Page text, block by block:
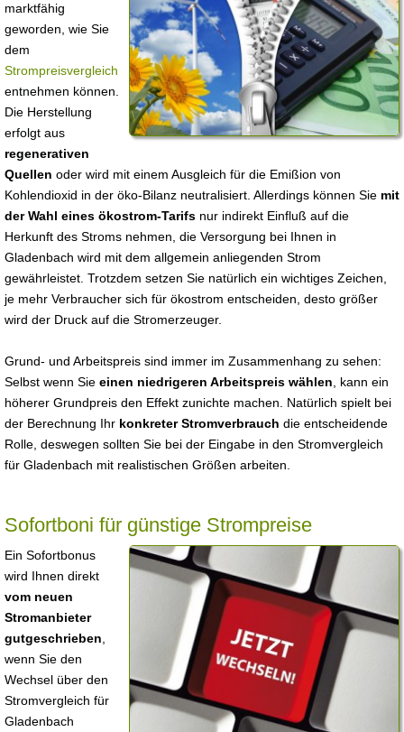
marktfähig
geworden, wie Sie
dem
Strompreisvergleich
entnehmen können.
Die Herstellung
erfolgt aus
regenerativen
Quellen oder wird mit einem Ausgleich für die Emißion von
Kohlendioxid in der öko-Bilanz neutralisiert. Allerdings können Sie mit
der Wahl eines ökostrom-Tarifs nur indirekt Einfluß auf die
Herkunft des Stroms nehmen, die Versorgung bei Ihnen in
Gladenbach wird mit dem allgemein anliegenden Strom
gewährleistet. Trotzdem setzen Sie natürlich ein wichtiges Zeichen,
je mehr Verbraucher sich für ökostrom entscheiden, desto größer
wird der Druck auf die Stromerzeuger.
Grund- und Arbeitspreis sind immer im Zusammenhang zu sehen:
Selbst wenn Sie einen niedrigeren Arbeitspreis wählen , kann ein
höherer Grundpreis den Effekt zunichte machen. Natürlich spielt bei
der Berechnung Ihr konkreter Stromverbrauch die entscheidende
Rolle, deswegen sollten Sie bei der Eingabe in den Stromvergleich
für Gladenbach mit realistischen Größen arbeiten.
Sofortboni für günstige Strompreise
Ein Sofortbonus
wird Ihnen direkt
vom neuen
Stromanbieter
gutgeschrieben
wenn Sie den
Wechsel über den
Stromvergleich für
Gladenbach